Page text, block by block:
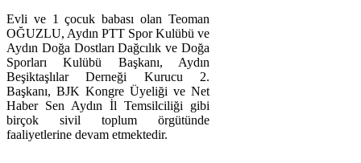
Evli ve 1 çocuk babası olan Teoman
OĞUZLU, Aydın PTT Spor Kulübü ve
Aydın Doğa Dostları Dağcılık ve Doğa
Sporları Kulübü Başkanı, Aydın
Beşiktaşlılar Derneği Kurucu 2.
Başkanı, BJK Kongre Üyeliği ve Net
Haber Sen Aydın İl Temsilciliği gibi
birçok sivil toplum örgütünde
faaliyetlerine devam etmektedir.